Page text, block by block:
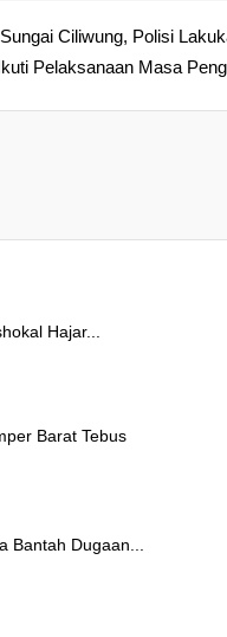
Ciliwung, Polisi
Pelaksanaan Masa
Hajar...
Barat Tebus
Bantah Dugaan...